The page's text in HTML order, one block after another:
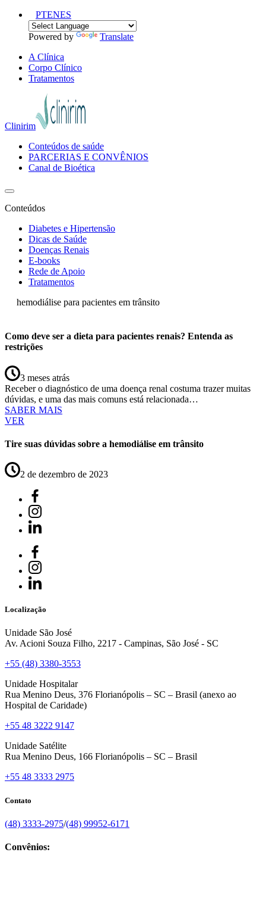
PTENES
Powered by
Translate
A Clínica
Corpo Clínico
Tratamentos
Clinirim
Conteúdos de saúde
PARCERIAS E CONVÊNIOS
Canal de Bioética
Conteúdos
Diabetes e Hipertensão
Dicas de Saúde
Doenças Renais
E-books
Rede de Apoio
Tratamentos
hemodiálise para pacientes em trânsito
Como deve ser a dieta para pacientes renais? Entenda as
restrições
3 meses atrás
Receber o diagnóstico de uma doença renal costuma trazer muitas
dúvidas, e uma das mais comuns está relacionada…
SABER MAIS
VER
Tire suas dúvidas sobre a hemodiálise em trânsito
2 de dezembro de 2023
Localização
Unidade São José
Av. Acioni Souza Filho, 2217 - Campinas, São José - SC
+55 (48) 3380-3553
Unidade Hospitalar
Rua Menino Deus, 376 Florianópolis – SC – Brasil (anexo ao
Hospital de Caridade)
+55 48 3222 9147
Unidade Satélite
Rua Menino Deus, 166 Florianópolis – SC – Brasil
+55 48 3333 2975
Contato
(48) 3333-2975/(48) 99952-6171
Convênios: